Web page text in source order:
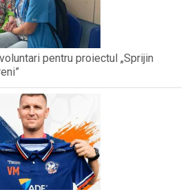
pentru proiectul „Sprijin